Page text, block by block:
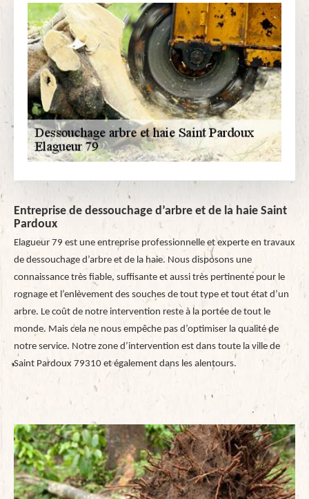
Entreprise de dessouchage d’arbre et de la haie Saint
Pardoux
Elagueur 79 est une entreprise professionnelle et experte en travaux
de dessouchage d’arbre et de la haie. Nous disposons une
connaissance très fiable, suffisante et aussi très pertinente pour le
rognage et l’enlèvement des souches de tout type et tout état d’un
arbre. Le coût de notre intervention reste à la portée de tout le
monde. Mais cela ne nous empêche pas d’optimiser la qualité de
notre service. Notre zone d’intervention est dans toute la ville de
Saint Pardoux 79310 et également dans les alentours.